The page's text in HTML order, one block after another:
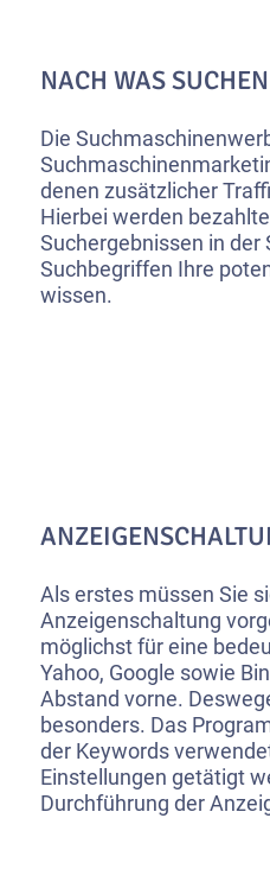
NACH WAS
Die
denen zusätzlicher
Hierbei werden
Suchergebnissen in
Suchbegriffen Ihre
wissen.
Als erstes müssen Sie
Anzeigenschaltung
möglichst für eine
Yahoo, Google sowie
Abstand vorne.
besonders. Das
der Keywords
Einstellungen getätigt
Durchführung der